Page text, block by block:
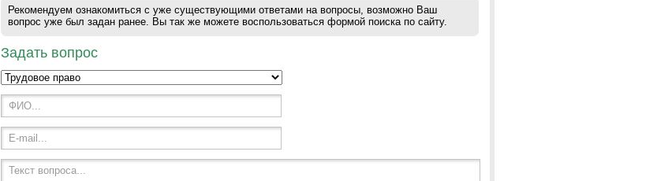
Рекомендуем ознакомиться с уже существующими ответами на вопросы, возможно Ваш
вопрос уже был задан ранее. Вы так же можете воспользоваться формой поиска по сайту.
Задать вопрос
ФИО...
E-mail...
Текст вопроса...